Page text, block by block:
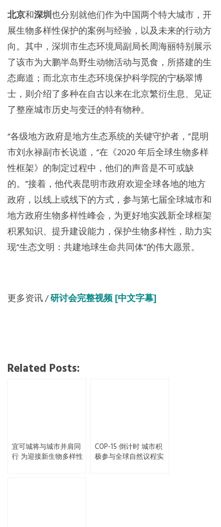
展生物多样性保护的案例与经验，以及未来的行动方
向。其中，深圳市生态环境局副局长周海丽特别展示
了该市为大鹏半岛野生动物活动与觅食，所搭建的生
态廊道；而北京市生态环境保护科学院的宁杨翠博
士，则介绍了多种在自古以来在北京繁衍生息、见证
了整座城市历史与变迁的特有物种。
市刘永禄副市长说道，“在《2020 年后全球生物多样
性框架》的制定过程中，他们的声音是不可或缺
的。”接着，他代表昆明市政府欢迎全球各地的地方
政府，以线上或线下的方式，参与第七届全球城市和
地方政府生物多样性峰会，为更好地实践新全球框架
积累知识、提升建设能力，保护生物多样性，助力实
现“生态文明：共建地球生命共同体”的伟大愿景。
行 为迎接新生物多样性
框架做足准备
极参与全球自然议程实
践